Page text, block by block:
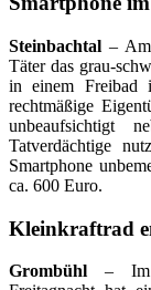
Steinbachtal –
Täter das grau-
in einem Freibad
rechtmäßige
unbeaufsichtigt
Tatverdächtige
Smartphone
ca. 600 Euro.
Kleinkraftrad
Grombühl – Im